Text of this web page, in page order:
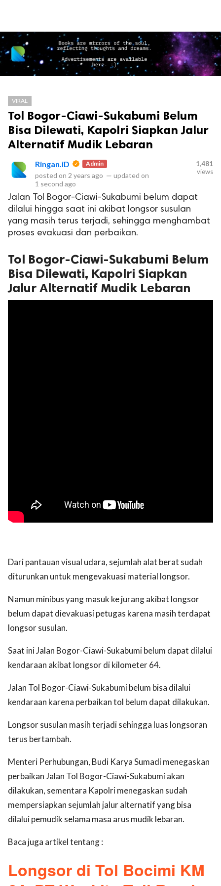
VIRAL
Tol Bogor-Ciawi-Sukabumi Belum
Bisa Dilewati, Kapolri Siapkan Jalur
Alternatif Mudik Lebaran
Ringan.iD Admin
posted on 2 years ago — updated on
1 second ago
1,481
views
Jalan Tol Bogor-Ciawi-Sukabumi belum dapat
dilalui hingga saat ini akibat longsor susulan
yang masih terus terjadi, sehingga menghambat
proses evakuasi dan perbaikan.
Tol Bogor-Ciawi-Sukabumi Belum
Bisa Dilewati, Kapolri Siapkan
Jalur Alternatif Mudik Lebaran
Dari pantauan visual udara, sejumlah alat berat sudah
diturunkan untuk mengevakuasi material longsor.
Namun minibus yang masuk ke jurang akibat longsor
belum dapat dievakuasi petugas karena masih terdapat
longsor susulan.
Saat ini Jalan Bogor-Ciawi-Sukabumi belum dapat dilalui
kendaraan akibat longsor di kilometer 64.
Jalan Tol Bogor-Ciawi-Sukabumi belum bisa dilalui
kendaraan karena perbaikan tol belum dapat dilakukan.
Longsor susulan masih terjadi sehingga luas longsoran
terus bertambah.
Menteri Perhubungan, Budi Karya Sumadi menegaskan
perbaikan Jalan Tol Bogor-Ciawi-Sukabumi akan
dilakukan, sementara Kapolri menegaskan sudah
mempersiapkan sejumlah jalur alternatif yang bisa
dilalui pemudik selama masa arus mudik lebaran.
Baca juga artikel tentang :
Longsor di Tol Bocimi KM